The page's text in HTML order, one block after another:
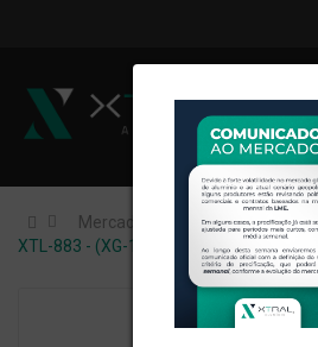
Mercados de Atuação
XTL-883 - (XG-111) - PESO LINEAR: